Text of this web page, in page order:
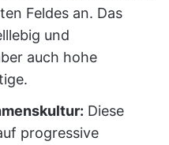
Feldes an. Das
und
auch hohe
Diese
progressive